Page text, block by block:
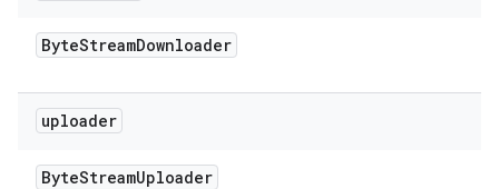
ByteStreamDownloader
uploader
ByteStreamUploader